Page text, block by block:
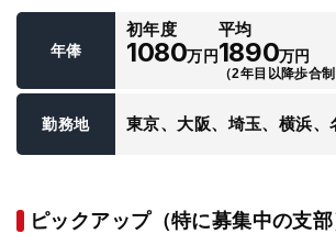
年俸
初年度
1080万円
平均
1890万円
（2年目以降歩合制
勤務地 東京、大阪、埼玉、横浜、
ピックアップ（特に募集中の支部